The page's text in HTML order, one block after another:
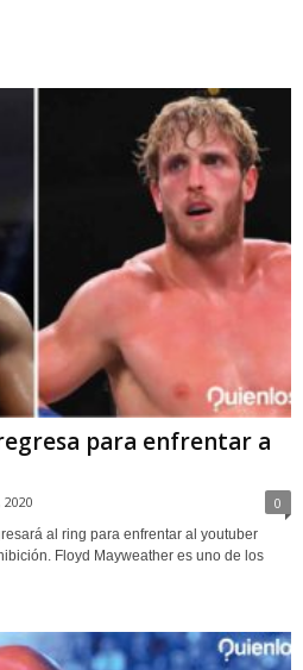
para enfrentar a
0
al ring para enfrentar al youtuber
Floyd Mayweather es uno de los